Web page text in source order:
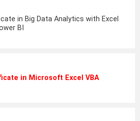
in Big Data Analytics with Excel
BI
in Microsoft Excel VBA